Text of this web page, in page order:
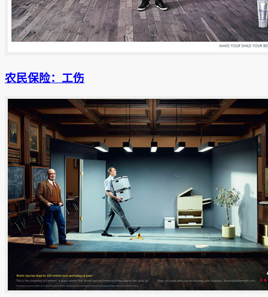
农民保险：工伤